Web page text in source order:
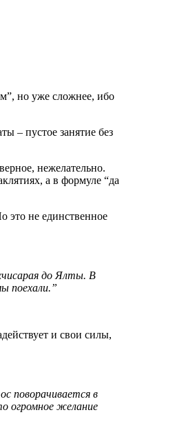
но уже сложнее, ибо
– пустое занятие без
нежелательно.
а в формуле “да
это не единственное
до Ялты. В
поехали.”
и свои силы,
поворачивается в
огромное желание